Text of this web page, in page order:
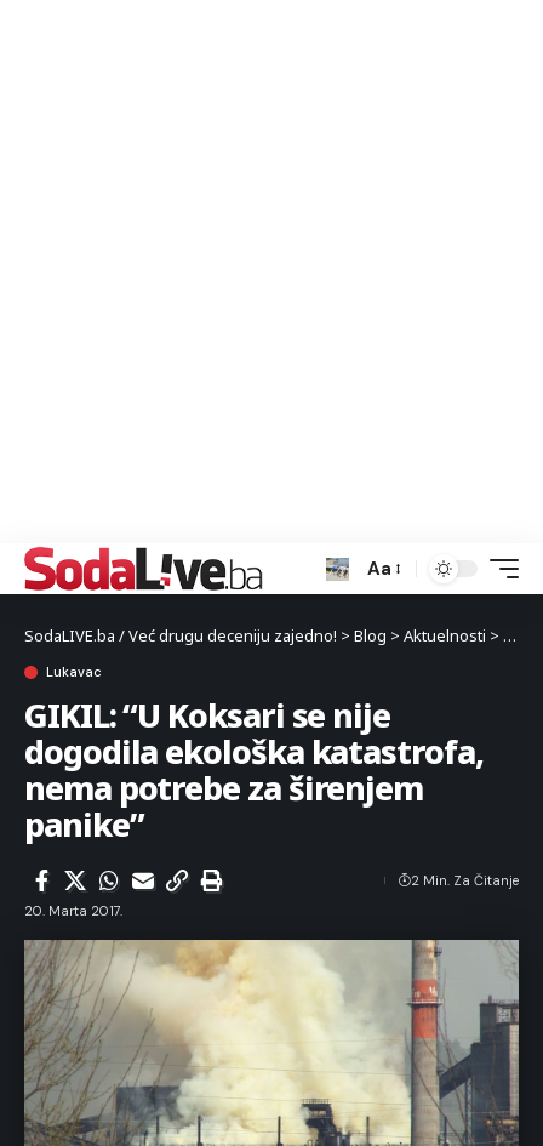
Aa
SodaLIVE.ba / Već drugu deceniju zajedno! > Blog > Aktuelnosti >
Lukavac
GIKIL: “U Koksari se nije
dogodila ekološka katastrofa,
nema potrebe za širenjem
panike”
20. Marta 2017.
2 Min. Za Čitanje